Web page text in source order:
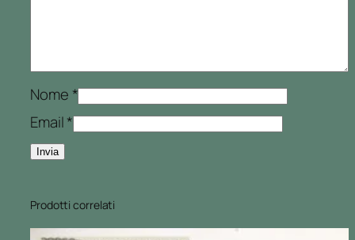
Nome *
Email*
Prodotti correlati